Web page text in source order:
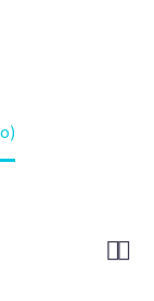
